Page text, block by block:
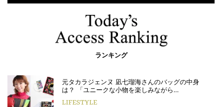
ランキング
元タカラジェンヌ 凪七瑠海さんのバッグの中身
は？ 「ユニークな小物を楽しみながら…
LIFESTYLE